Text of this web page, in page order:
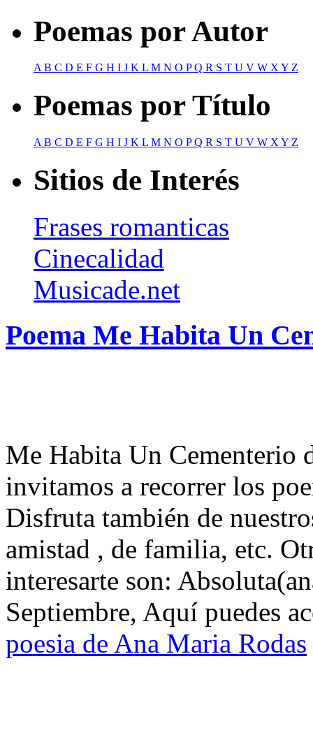
Poemas por Autor
AB C D E F G H I J K L M N O PQ R S T U V W XY Z
Poemas por Título
A B C D E F G H I J K L M N O PQ R S T U V W X Y Z
Sitios de Interés
Frases romanticas
Cinecalidad
Musicade.net
Poema Me Habita Un
Me Habita Un Cementerio
invitamos a recorrer los
Disfruta también de
amistad , de familia, etc.
interesarte son:
Septiembre, Aquí puedes
poesia de Ana Maria Rodas